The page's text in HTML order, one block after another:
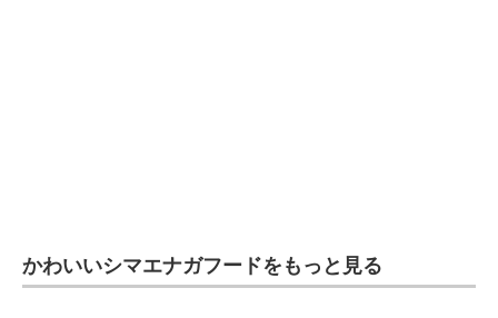
かわいいシマエナガフードをもっと見る